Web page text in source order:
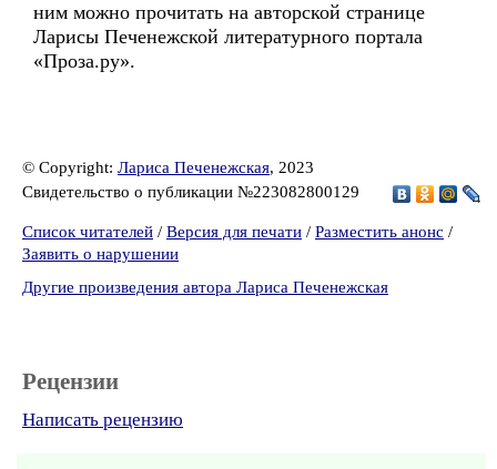
ним можно прочитать на авторской странице
Ларисы Печенежской литературного портала
«Проза.ру».
© Copyright: Лариса Печенежская, 2023
Свидетельство о публикации №223082800129
Список читателей / Версия для печати / Разместить анонс /
Заявить о нарушении
Другие произведения автора Лариса Печенежская
Рецензии
Написать рецензию